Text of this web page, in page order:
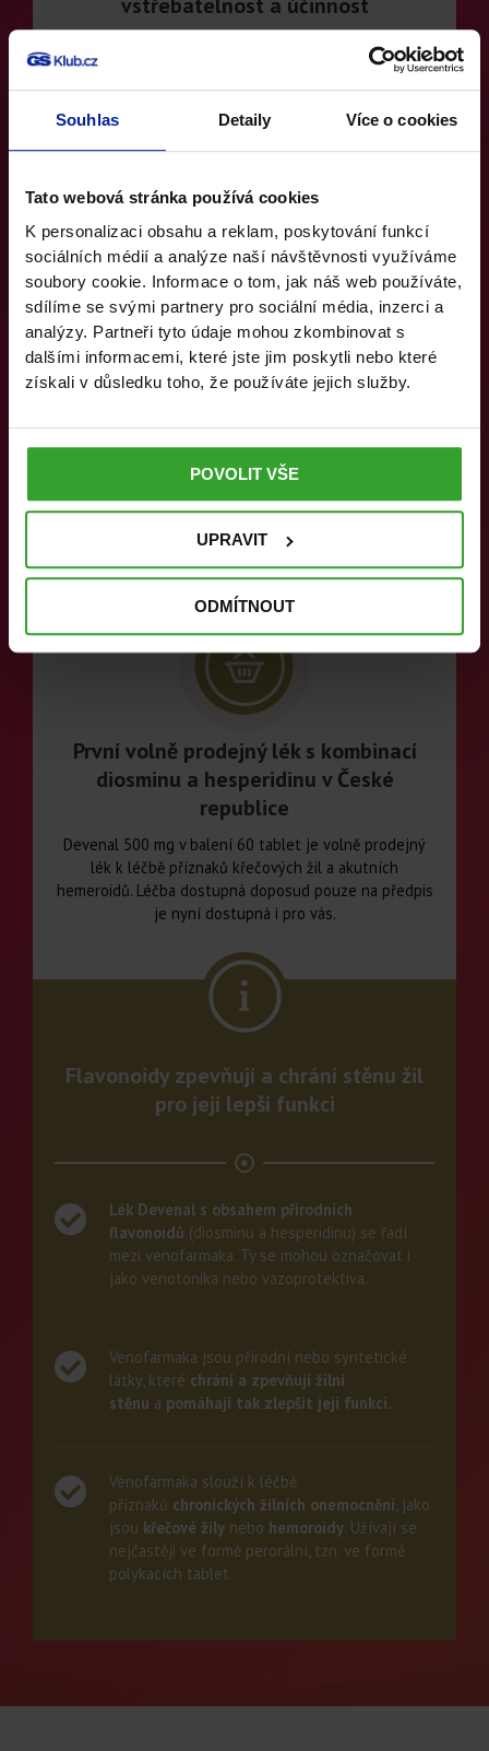
Souhlas Detaily Více o cookies
Tato webová stránka používá cookies
K personalizaci obsahu a reklam, poskytování funkcí
sociálních médií a analýze naší návštěvnosti využíváme
soubory cookie. Informace o tom, jak náš web používáte,
sdílíme se svými partnery pro sociální média, inzerci a
analýzy. Partneři tyto údaje mohou zkombinovat s
dalšími informacemi, které jste jim poskytli nebo které
získali v důsledku toho, že používáte jejich služby.
POVOLIT VŠE
UPRAVIT
ODMÍTNOUT
Účinné látky léku Devenal jsou šetrně rozmělněny na
mikroskopický prášek, což zajišťuje vynikající
vstřebatelnost do organismu. Také díky tomu stačí
užívat pouze 2 tablety denně.
Lék vaší první volby
nohám postiženým i dalšími příznaky jako jsou křečové
žíly. Také přináší úlevu při akutních hemoroidech.
První volně prodejný lék s kombinací
diosminu a hesperidinu v České
republice
Devenal 500 mg v balení 60 tablet je volně prodejný
lék k léčbě příznaků křečových žil a akutních
hemeroidů. Léčba dostupná doposud pouze na předpis
je nyní dostupná i pro vás.
Flavonoidy zpevňují a chrání stěnu žil
pro její lepší funkci
Lék Devenal s obsahem přírodních
flavonoidů (diosminu a hesperidinu) se řadí
mezi venofarmaka. Ty se mohou označovat i
jako venotonika nebo vazoprotektiva.
Venofarmaka jsou přírodní nebo syntetické
látky, které chrání a zpevňují žilní
stěnu a pomáhají tak zlepšit její funkci.
Venofarmaka slouží k léčbě
příznaků chronických žilních onemocnění, jako
jsou křečové žíly nebo hemoroidy. Užívají se
nejčastěji ve formě perorální, tzn. ve formě
polykacích tablet.